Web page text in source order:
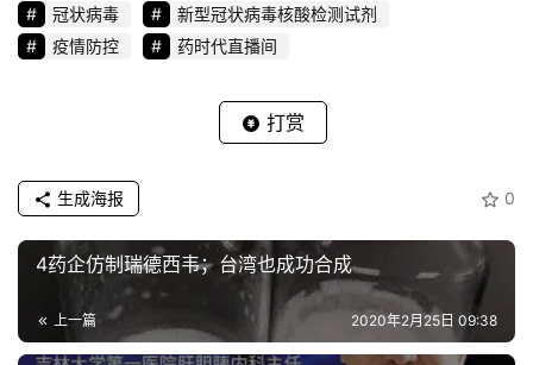
冠状病毒
新型冠状病毒核酸检测试剂
疫情防控
药时代直播间
打赏
0
生成海报
4药企仿制瑞德西韦；台湾也成功合成
上一篇 2020年2月25日 09:38